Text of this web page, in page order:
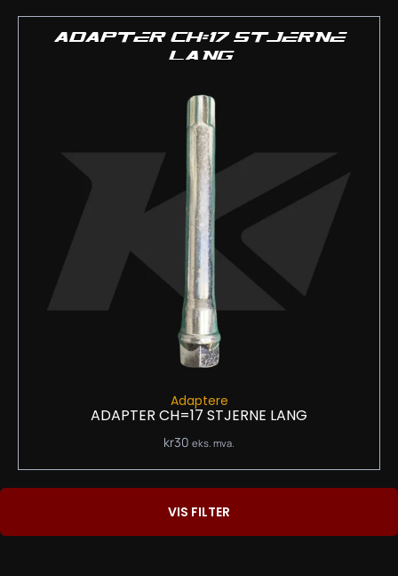
ADAPTER CH=17 STJERNE
LANG
Adaptere
ADAPTER CH=17 STJERNE LANG
kr30 eks. mva.
VIS FILTER